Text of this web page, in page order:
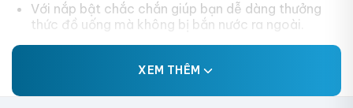
Với nắp bật chắc chắn giúp bạn dễ dàng thưởng
thức đồ uống mà không bị bắn nước ra ngoài.
XEM THÊM